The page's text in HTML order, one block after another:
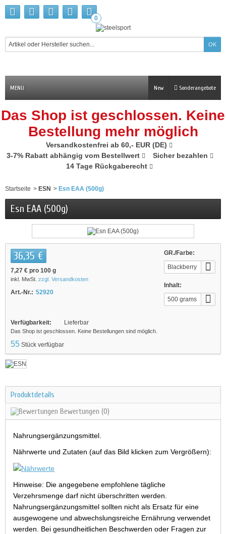
0
MENU Sonderangebote
New
Das Shop ist geschlossen. Keine
Bestellung mehr möglich
Versandkostenfrei ab 60,- EUR (DE)
3-7% Rabatt abhängig vom Bestellwert
Sicher bezahlen
14 Tage Rückgaberecht
Startseite > ESN > Esn EAA (500g)
Esn EAA (500g)
GR./Farbe:
Blackberry
Inhalt:
500 grams
36,35 €
7,27 € pro 100 g
inkl. MwSt. zzgl. Versandkosten
Art.-Nr.: 52920
Verfügbarkeit: Lieferbar
Das Shop ist geschlossen. Keine Bestellungen sind möglich.
55 Stück verfügbar
Produktdetails
Bewertungen (0)
Nahrungsergänzungsmittel.
Nährwerte und Zutaten (auf das Bild klicken zum Vergrößern):
Hinweise: Die angegebene empfohlene tägliche
Verzehrsmenge darf nicht überschritten werden.
Nahrungsergänzungsmittel sollten nicht als Ersatz für eine
ausgewogene und abwechslungsreiche Ernährung verwendet
werden. Bei gesundheitlichen Beschwerden oder Fragen zur